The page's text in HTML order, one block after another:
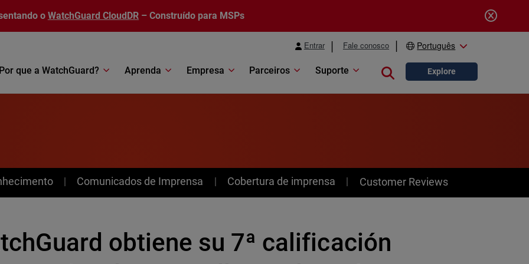
o WatchGuard CloudDR – Construído para MSPs
Entrar Fale conosco Português
Por que a WatchGuard? Aprenda Empresa Parceiros Suporte Close search
Explore
Comunicados de Imprensa Cobertura de imprensa Customer Reviews
obtiene su 7ª calificación